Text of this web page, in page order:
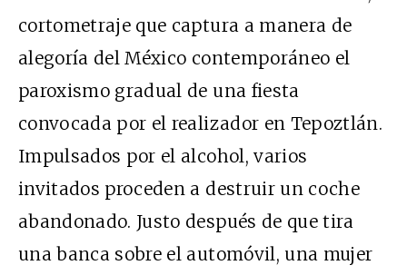
cortometraje que captura a manera de
alegoría del México contemporáneo el
paroxismo gradual de una fiesta
convocada por el realizador en Tepoztlán.
Impulsados por el alcohol, varios
invitados proceden a destruir un coche
abandonado. Justo después de que tira
una banca sobre el automóvil, una mujer